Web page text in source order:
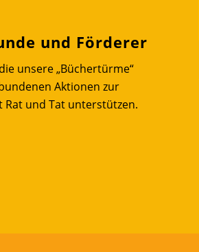
und Förderer
unsere „Büchertürme“
Aktionen zur
Rat und Tat unterstützen.